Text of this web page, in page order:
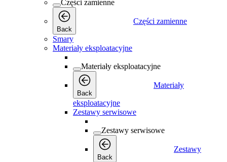
Części zamienne
Back
Części zamienne
Smary
Materiały eksploatacyjne
Materiały eksploatacyjne
Back
Materiały
eksploatacyjne
Zestawy serwisowe
Zestawy serwisowe
Back
Zestawy